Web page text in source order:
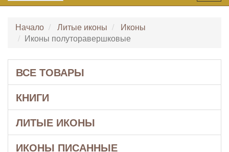
Начало Литые иконы
Иконы
Иконы полуторавершковые
ВСЕ ТОВАРЫ
КНИГИ
ЛИТЫЕ ИКОНЫ
ИКОНЫ ПИСАННЫЕ